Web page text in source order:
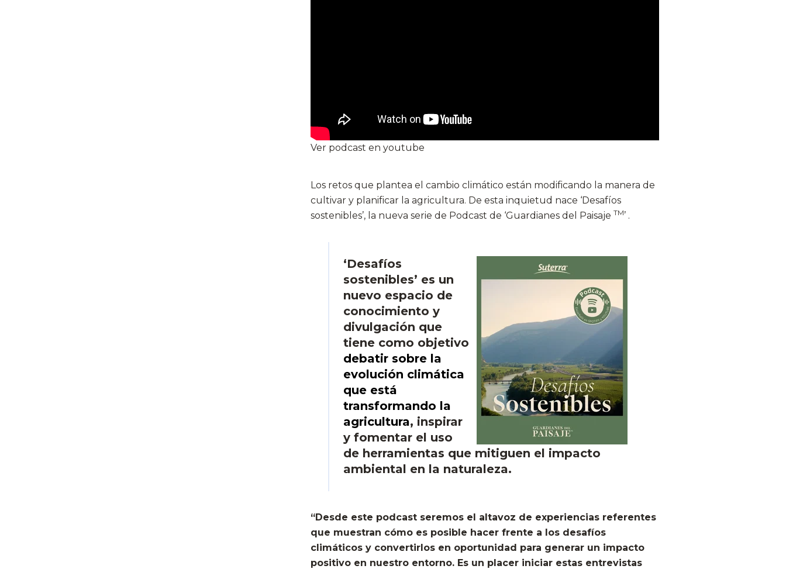
Ver podcast en youtube
Los retos que plantea el cambio climático están modificando la manera de
cultivar y planificar la agricultura. De esta inquietud nace ‘Desafíos
sostenibles’, la nueva serie de Podcast de ‘Guardianes del Paisaje TM’ .
‘Desafíos
sostenibles’ es un
nuevo espacio de
conocimiento y
divulgación que
tiene como objetivo
debatir sobre la
evolución climática
que está
transformando la
agricultura, inspirar
y fomentar el uso
de herramientas que mitiguen el impacto
ambiental en la naturaleza.
“Desde este podcast seremos el altavoz de experiencias referentes
que muestran cómo es posible hacer frente a los desafíos
climáticos y convertirlos en oportunidad para generar un impacto
positivo en nuestro entorno. Es un placer iniciar estas entrevistas